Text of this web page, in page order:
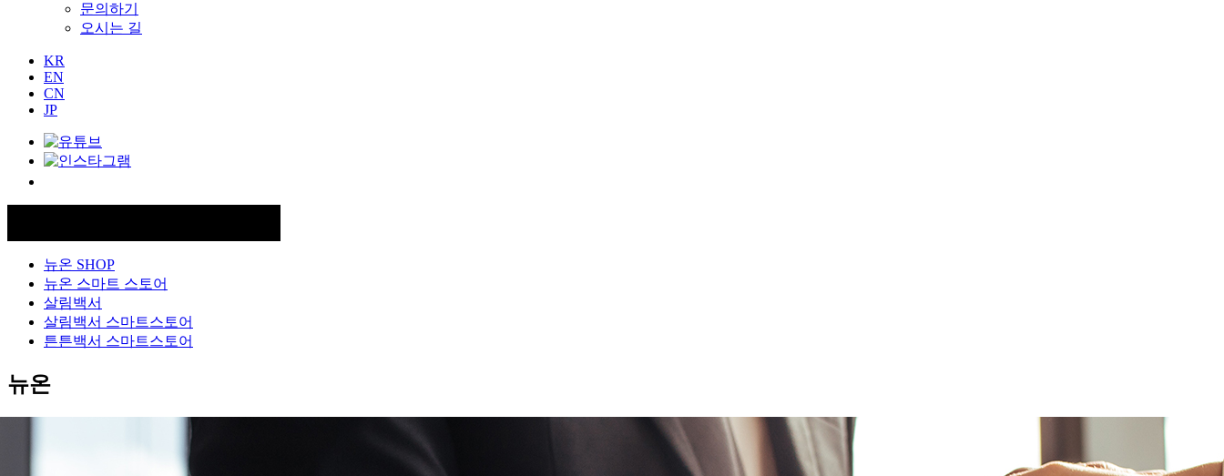
문의하기
오시는 길
KR
EN
CN
JP
뉴온 SHOP
뉴온 스마트 스토어
살림백서
살림백서 스마트스토어
튼튼백서 스마트스토어
뉴온